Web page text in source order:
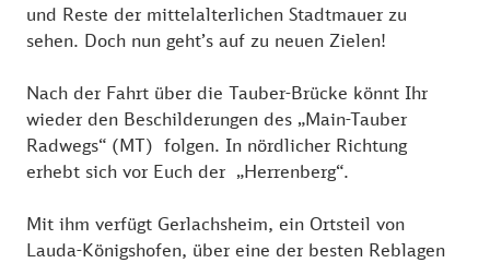
und Reste der mittelalterlichen Stadtmauer zu
sehen. Doch nun geht’s auf zu neuen Zielen!
Nach der Fahrt über die Tauber-Brücke könnt Ihr
wieder den Beschilderungen des „Main-Tauber
Radwegs“ (MT) folgen. In nördlicher Richtung
erhebt sich vor Euch der „Herrenberg“.
Mit ihm verfügt Gerlachsheim, ein Ortsteil von
Lauda-Königshofen, über eine der besten Reblagen